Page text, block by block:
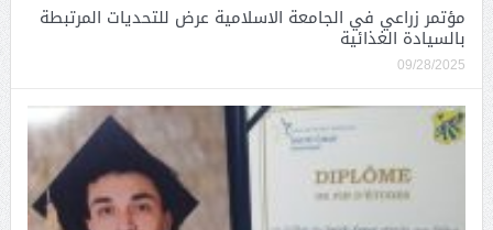
مؤتمر زراعي في الجامعة الاسلامية عرض للتحديات المرتبطة
بالسيادة الغذائية
09/28/2025